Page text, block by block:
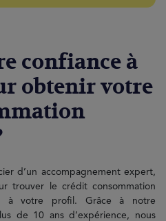
confiance à
obtenir votre
d’un accompagnement expert,
trouver le crédit consommation
à votre profil. Grâce à notre
de 10 ans d’expérience, nous